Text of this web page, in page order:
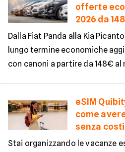
offerte
2026 da
Dalla Fiat Panda alla Kia
lungo termine economiche
con canoni a partire da 148€ al
eSIM
come
senza
Stai organizzando le vacanze